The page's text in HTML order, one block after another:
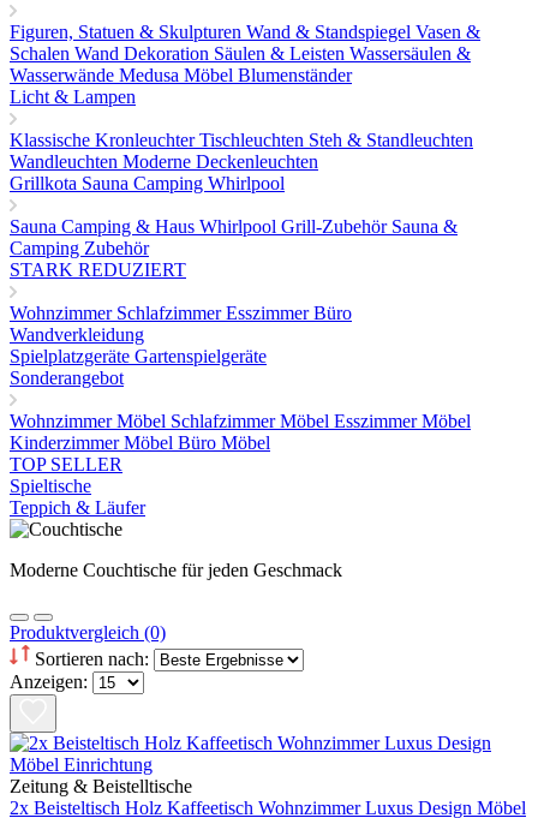
Figuren, Statuen & Skulpturen Wand & Standspiegel Vasen &
Schalen Wand Dekoration Säulen & Leisten Wassersäulen &
Wasserwände Medusa Möbel Blumenständer
Licht & Lampen
Klassische KronleuchterTischleuchten Steh & Standleuchten
Wandleuchten Moderne Deckenleuchten
Grillkota Sauna Camping Whirlpool
Sauna Camping & Haus Whirlpool Grill-Zubehör Sauna &
Camping Zubehör
STARK REDUZIERT
Wohnzimmer SchlafzimmerEsszimmerBüro
Wandverkleidung
Spielplatzgeräte Gartenspielgeräte
Sonderangebot
Wohnzimmer Möbel Schlafzimmer Möbel Esszimmer Möbel
Kinderzimmer Möbel Büro Möbel
TOP SELLER
Spieltische
Teppich & Läufer
Moderne Couchtische für jeden Geschmack
Produktvergleich (0)
Sortieren nach:
Anzeigen:
Zeitung & Beistelltische
2x Beisteltisch Holz Kaffeetisch Wohnzimmer Luxus Design Möbel